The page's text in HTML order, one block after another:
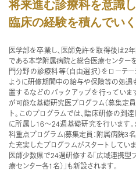
将来進む診療科を意識し
臨床の経験を積んでいく
医学部を卒業し、医師免許を取得後は2
である本学附属病院と総合医療センター
門分野の診療科等（自由選択）をローテ
ように研修期間中の給与や保険等の処遇
置するなどのバックアップを行っていま
が可能な基礎研究医プログラム（募集定
ト。このプログラムでは、臨床研修の到
に所属し16～24週基礎研究を行います
科重点プログラム(募集定員：附属病院3
た充実したプログラムがスタートしてい
医師少数県で24週研修する「広域連携型
療センター各1名）」も新設されます。